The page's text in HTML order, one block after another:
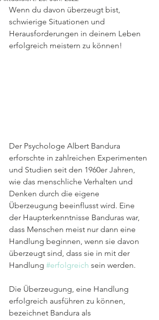
Wenn du davon überzeugt bist,
schwierige Situationen und
Herausforderungen in deinem Leben
erfolgreich meistern zu können!
Der Psychologe Albert Bandura
erforschte in zahlreichen Experimenten
und Studien seit den 1960er Jahren,
wie das menschliche Verhalten und
Denken durch die eigene
Überzeugung beeinflusst wird. Eine
der Haupterkenntnisse Banduras war,
dass Menschen meist nur dann eine
Handlung beginnen, wenn sie davon
überzeugt sind, dass sie in mit der
Handlung #erfolgreich sein werden.
Die Überzeugung, eine Handlung
erfolgreich ausführen zu können,
bezeichnet Bandura als